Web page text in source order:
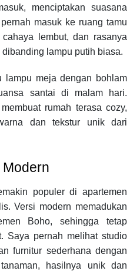
menciptakan suasana
masuk ke ruang tamu
lembut, dan rasanya
lampu putih biasa.
lampu meja dengan bohlam
santai di malam hari.
rumah terasa cozy,
dan tekstur unik dari
populer di apartemen
Versi modern memadukan
Boho, sehingga tetap
Saya pernah melihat studio
furnitur sederhana dengan
hasilnya unik dan